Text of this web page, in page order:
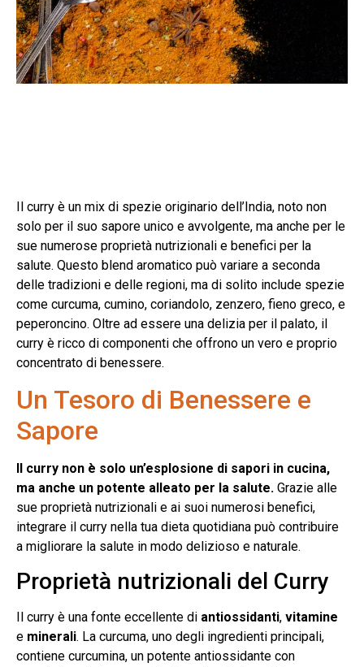
Il curry è un mix di spezie originario dell’India, noto non
solo per il suo sapore unico e avvolgente, ma anche per le
sue numerose proprietà nutrizionali e benefici per la
salute. Questo blend aromatico può variare a seconda
delle tradizioni e delle regioni, ma di solito include spezie
come curcuma, cumino, coriandolo, zenzero, fieno greco, e
peperoncino. Oltre ad essere una delizia per il palato, il
curry è ricco di componenti che offrono un vero e proprio
concentrato di benessere.
Un Tesoro di Benessere e
Sapore
Il curry non è solo un’esplosione di sapori in cucina,
ma anche un potente alleato per la salute. Grazie alle
sue proprietà nutrizionali e ai suoi numerosi benefici,
integrare il curry nella tua dieta quotidiana può contribuire
a migliorare la salute in modo delizioso e naturale.
Proprietà nutrizionali del Curry
Il curry è una fonte eccellente di antiossidanti, vitamine
e minerali. La curcuma, uno degli ingredienti principali,
contiene curcumina, un potente antiossidante con